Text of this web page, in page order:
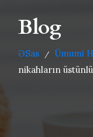
Blog
ƏSas / Ümumi
nikahların